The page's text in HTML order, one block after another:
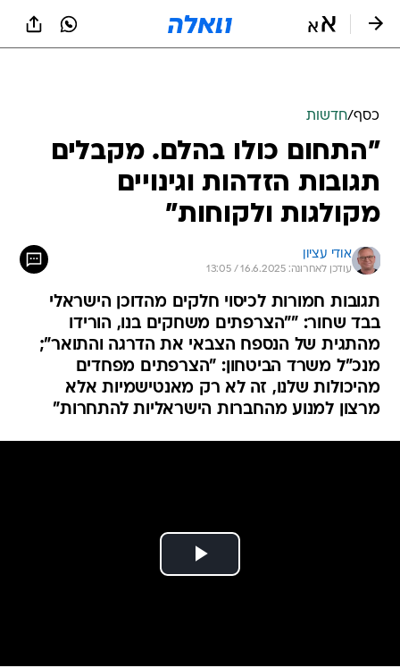
כסף/חדשות
"התחום כולו בהלם. מקבלים
תגובות הזדהות וגינויים
מקולגות ולקוחות"
אודי עציון
עודכן לאחרונה: 16.6.2025 / 13:05
תגובות חמורות לכיסוי חלקים מהדוכן הישראלי
בבד שחור: ""הצרפתים משחקים בנו, הורידו
מהתגית של הנספח הצבאי את הדרגה והתואר";
מנכ"ל משרד הביטחון: "הצרפתים מפחדים
מהיכולות שלנו, זה לא רק מאנטישמיות אלא
מרצון למנוע מהחברות הישראליות להתחרות"